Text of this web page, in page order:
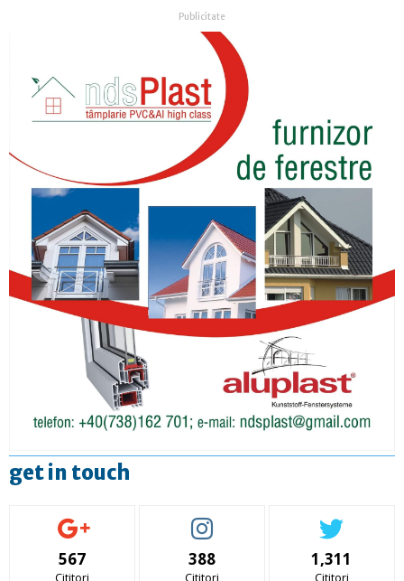
Publicitate
get in touch
567
Cititori
388
Cititori
1,311
Cititori